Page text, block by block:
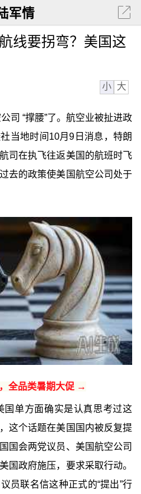
军情
线要拐弯？美国这
小 大
司 “撑腰”了。航空业被扯进政
当地时间10月9日消息，特朗
司在执飞往返美国的航班时飞
去的政策使美国航空公司处于
全品类暑期大促 →
国单方面确实是认真思考过这
这个话题在美国国内被反复提
国会两党议员、美国航空公司
国政府施压，要求采取行动。
员联名信这种正式的“提出”行